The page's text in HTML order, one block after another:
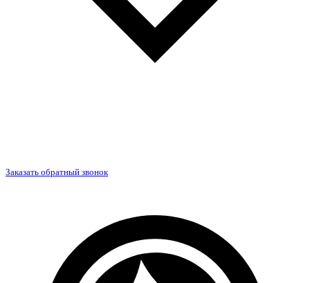
Заказать обратный звонок